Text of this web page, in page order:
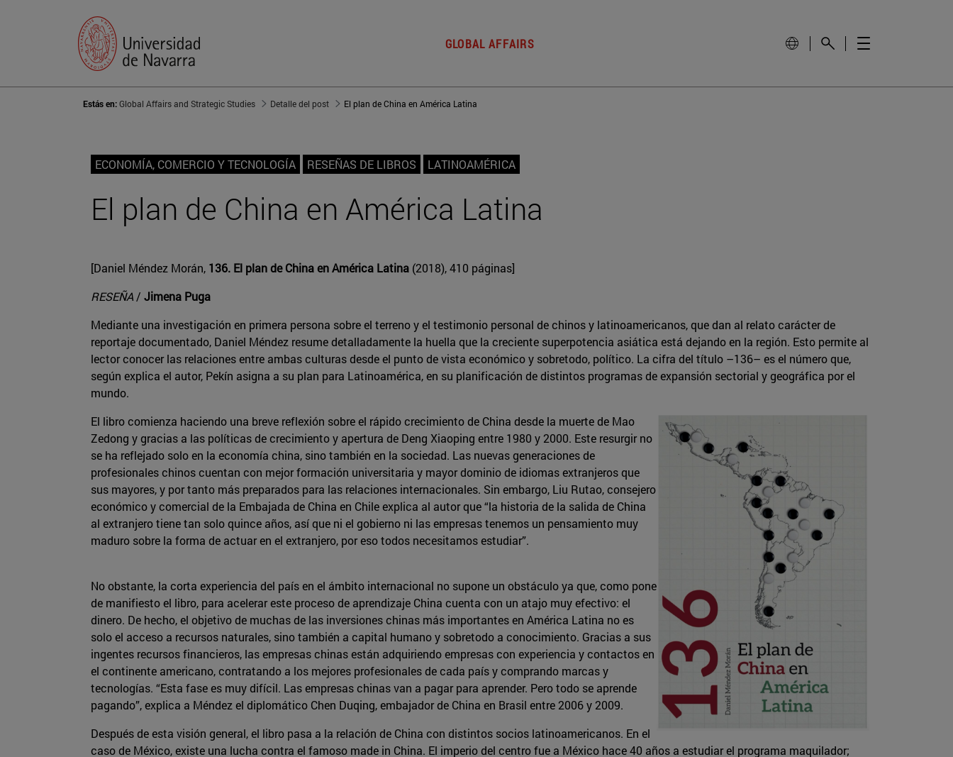
GLOBAL AFFAIRS
Estás en:Global Affairs and Strategic Studies Detalle del post El plan de China en América Latina
ECONOMÍA, COMERCIO Y TECNOLOGÍA RESEÑAS DE LIBROS LATINOAMÉRICA
El plan de China en América Latina
[Daniel Méndez Morán, 136. El plan de China en América Latina (2018), 410 páginas]
RESEÑA / Jimena Puga
Mediante una investigación en primera persona sobre el terreno y el testimonio personal de chinos y latinoamericanos, que dan al relato carácter de
reportaje documentado, Daniel Méndez resume detalladamente la huella que la creciente superpotencia asiática está dejando en la región. Esto permite al
lector conocer las relaciones entre ambas culturas desde el punto de vista económico y sobretodo, político. La cifra del título –136– es el número que,
según explica el autor, Pekín asigna a su plan para Latinoamérica, en su planificación de distintos programas de expansión sectorial y geográfica por el
mundo.
El libro comienza haciendo una breve reflexión sobre el rápido crecimiento de China desde la muerte de Mao
Zedong y gracias a las políticas de crecimiento y apertura de Deng Xiaoping entre 1980 y 2000. Este resurgir no
se ha reflejado solo en la economía china, sino también en la sociedad. Las nuevas generaciones de
profesionales chinos cuentan con mejor formación universitaria y mayor dominio de idiomas extranjeros que
sus mayores, y por tanto más preparados para las relaciones internacionales. Sin embargo, Liu Rutao, consejero
económico y comercial de la Embajada de China en Chile explica al autor que “la historia de la salida de China
al extranjero tiene tan solo quince años, así que ni el gobierno ni las empresas tenemos un pensamiento muy
maduro sobre la forma de actuar en el extranjero, por eso todos necesitamos estudiar”.
No obstante, la corta experiencia del país en el ámbito internacional no supone un obstáculo ya que, como pone
de manifiesto el libro, para acelerar este proceso de aprendizaje China cuenta con un atajo muy efectivo: el
dinero. De hecho, el objetivo de muchas de las inversiones chinas más importantes en América Latina no es
solo el acceso a recursos naturales, sino también a capital humano y sobretodo a conocimiento. Gracias a sus
ingentes recursos financieros, las empresas chinas están adquiriendo empresas con experiencia y contactos en
el continente americano, contratando a los mejores profesionales de cada país y comprando marcas y
tecnologías. “Esta fase es muy difícil. Las empresas chinas van a pagar para aprender. Pero todo se aprende
pagando”, explica a Méndez el diplomático Chen Duqing, embajador de China en Brasil entre 2006 y 2009.
Después de esta visión general, el libro pasa a la relación de China con distintos socios latinoamericanos. En el
caso de México, existe una lucha contra el famoso made in China. El imperio del centro fue a México hace 40 años a estudiar el programa maquilador;